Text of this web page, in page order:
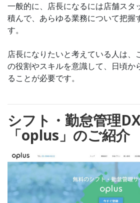
一般的に、店長になるには店舗スタ
積んで、あらゆる業務について把握
す。
店長になりたいと考えている人は、
の役割やスキルを意識して、日頃か
ることが必要です。
シフト・勤怠管理
「oplus」のご紹介